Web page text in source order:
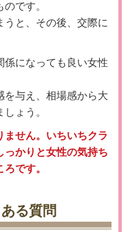
です。
と、その後、交際に
係になっても良い女性
を与え、相場感から大
ょう。
せん。いちいちクラ
っかりと女性の気持ち
です。
る質問